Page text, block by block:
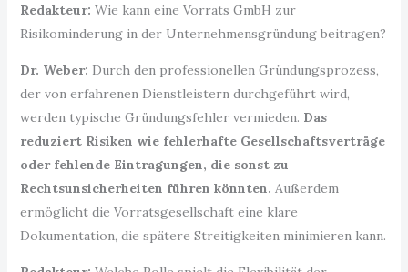
Redakteur: Wie kann eine Vorrats GmbH zur
Risikominderung in der Unternehmensgründung beitragen?
Dr. Weber: Durch den professionellen Gründungsprozess,
der von erfahrenen Dienstleistern durchgeführt wird,
werden typische Gründungsfehler vermieden. Das
reduziert Risiken wie fehlerhafte Gesellschaftsverträge
oder fehlende Eintragungen, die sonst zu
Rechtsunsicherheiten führen könnten. Außerdem
ermöglicht die Vorratsgesellschaft eine klare
Dokumentation, die spätere Streitigkeiten minimieren kann.